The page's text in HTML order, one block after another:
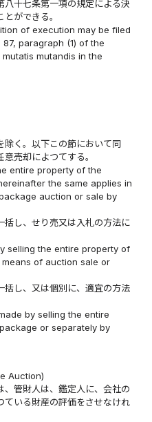
八十七条第一項の規定による決
ができる。
of execution may be filed
paragraph (1) of the
mutandis in the
除く。以下この節において同
売却によつてする。
entire property of the
the same applies in
auction or sale by
括し、せり売又は入札の方法に
selling the entire property of
of auction sale or
括し、又は個別に、適宜の方法
by selling the entire
or separately by
Auction)
、管財人は、鑑定人に、会社の
ている財産の評価をさせなけれ